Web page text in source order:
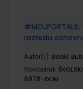
razredu
Autor(i): Babić
Nakladnik:
6978-DOM